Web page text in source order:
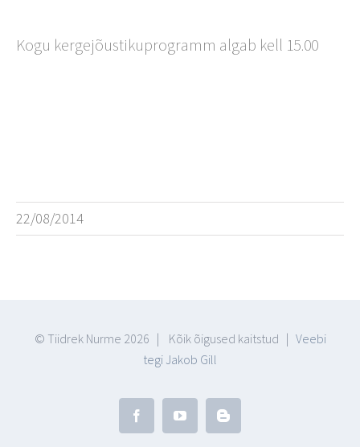
Kogu kergejõustikuprogramm algab kell 15.00
22/08/2014
© Tiidrek Nurme 2026 | Kõik õigused kaitstud | Veebi
tegi Jakob Gill
FacebookYouTubeBlogger